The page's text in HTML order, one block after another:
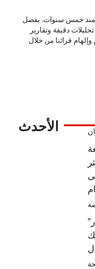
منذ خمس سنوات. بفضل
دقيقة وتقارير
قرائنا من خلال
الأحدث